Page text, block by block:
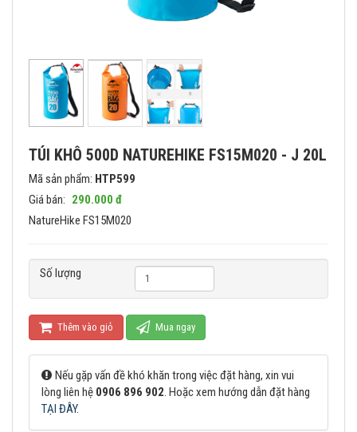
TÚI KHÔ 500D NATUREHIKE FS15M020 - J 20L
Mã sản phẩm: HTP599
Giá bán: 290.000 đ
NatureHike FS15M020
Số lượng
Thêm vào giỏ Mua ngay
Nếu gặp vấn đề khó khăn trong việc đặt hàng, xin vui
lòng liên hệ 0906 896 902. Hoặc xem hướng dẫn đặt hàng
TẠI ĐÂY.